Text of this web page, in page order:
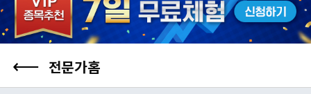
신
것
을
환
⟵ 전문가홈